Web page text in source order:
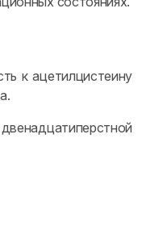
к ацетилцистеину